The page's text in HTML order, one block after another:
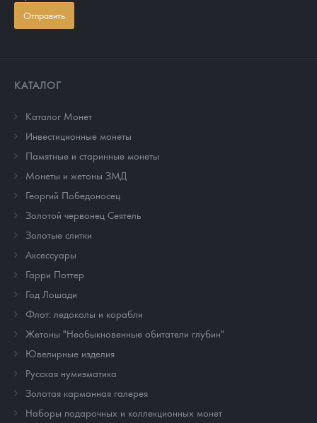
Отправить
КАТАЛОГ
Каталог Монет
Инвестиционные монеты
Памятные и старинные монеты
Монеты и жетоны ЗМД
Георгий Победоносец
Золотой червонец Сеятель
Золотые слитки
Аксессуары
Гарри Поттер
Год Лошади
Флот: ледоколы и корабли
Жетоны "Необыкновенные обитатели глубин"
Ювелирные изделия
Русская нумизматика
Золотая карманная галерея
Наборы подарочных и коллекционных монет